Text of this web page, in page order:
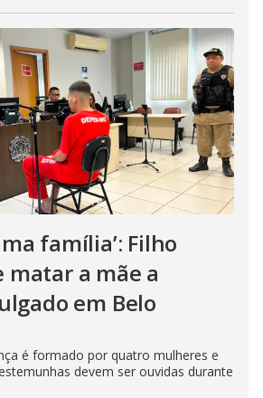
família’: Filho
matar a mãe a
em Belo
é formado por quatro mulheres e
devem ser ouvidas durante